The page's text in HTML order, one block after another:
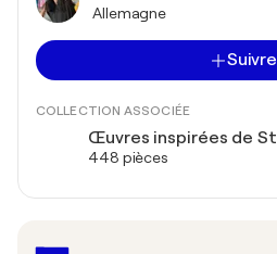
Allemagne
Suivre
COLLECTION ASSOCIÉE
Œuvres inspirées de
448 pièces